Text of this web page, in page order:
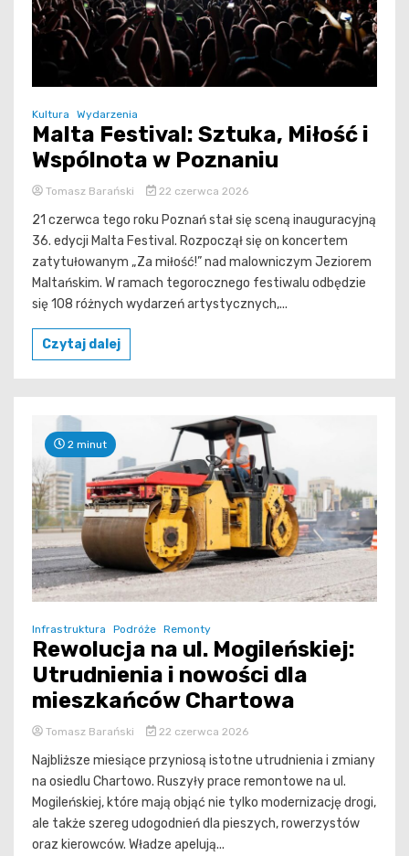
Kultura Wydarzenia
Malta Festival: Sztuka, Miłość i
Wspólnota w Poznaniu
Tomasz Barański 22 czerwca 2026
21 czerwca tego roku Poznań stał się sceną inauguracyjną
36. edycji Malta Festival. Rozpoczął się on koncertem
zatytułowanym „Za miłość!” nad malowniczym Jeziorem
Maltańskim. W ramach tegorocznego festiwalu odbędzie
się 108 różnych wydarzeń artystycznych,...
Czytaj dalej
2 minut
Infrastruktura Podróże Remonty
Rewolucja na ul. Mogileńskiej:
Utrudnienia i nowości dla
mieszkańców Chartowa
Tomasz Barański 22 czerwca 2026
Najbliższe miesiące przyniosą istotne utrudnienia i zmiany
na osiedlu Chartowo. Ruszyły prace remontowe na ul.
Mogileńskiej, które mają objąć nie tylko modernizację drogi,
ale także szereg udogodnień dla pieszych, rowerzystów
oraz kierowców. Władze apelują...